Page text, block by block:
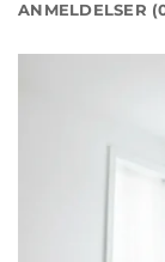
ANMELDELSER